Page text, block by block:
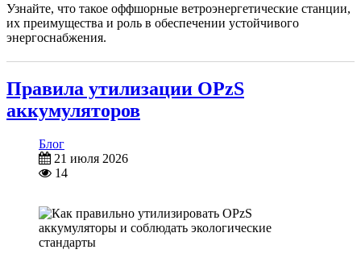
Узнайте, что такое оффшорные ветроэнергетические станции,
их преимущества и роль в обеспечении устойчивого
энергоснабжения.
Правила утилизации OPzS
аккумуляторов
Блог
21 июля 2026
14